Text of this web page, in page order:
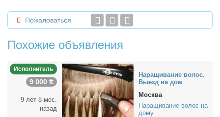
Пожаловаться
Похожие объявления
Исполнитель
9 000 ₶
9 лет 8 мес.
назад
На­ра­щи­ва­ние во­лос.
Вы­езд на дом
Москва
Наращивание волос на
дому